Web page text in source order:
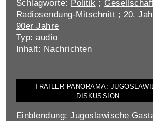
Schlagworte: Politik ;
Radiosendung-Mitschnitt ; 20.
90er Jahre
Typ: audio
Inhalt: Nachrichten
TRAILER PANORAMA:
DISKUSSION
Einblendung: Jugoslawische